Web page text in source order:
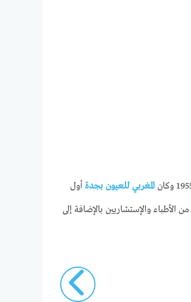
المغربي للعيون بجدة أول
الأطباء والإستشاريين بالإضافة إلى